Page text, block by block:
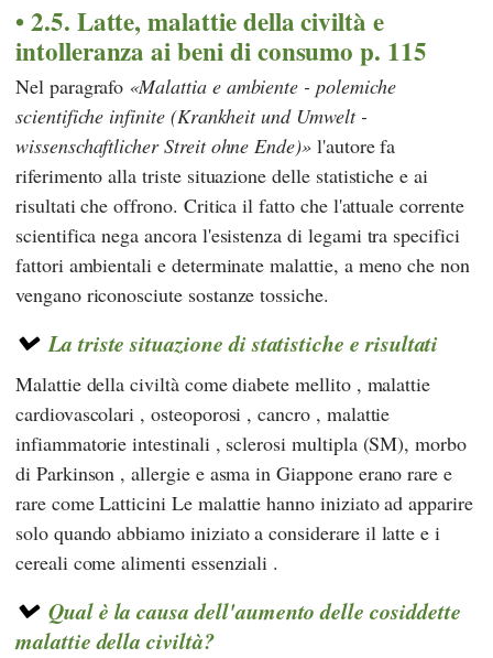
2.5. Latte, malattie della civiltà e
intolleranza ai beni di consumo p. 115
Nel paragrafo Malattia e ambiente - polemiche
scientifiche infinite (Krankheit und Umwelt -
wissenschaftlicher Streit ohne Ende) l'autore fa
riferimento alla triste situazione delle statistiche e ai
risultati che offrono. Critica il fatto che l'attuale corrente
scientifica nega ancora l'esistenza di legami tra specifici
fattori ambientali e determinate malattie, a meno che non
vengano riconosciute sostanze tossiche.
La triste situazione di statistiche e risultati
Malattie della civiltà come diabete mellito , malattie
cardiovascolari , osteoporosi , cancro , malattie
infiammatorie intestinali , sclerosi multipla (SM), morbo
di Parkinson , allergie e asma in Giappone erano rare e
rare come Latticini Le malattie hanno iniziato ad apparire
solo quando abbiamo iniziato a considerare il latte e i
cereali come alimenti essenziali .
Qual è la causa dell'aumento delle cosiddette
malattie della civiltà?